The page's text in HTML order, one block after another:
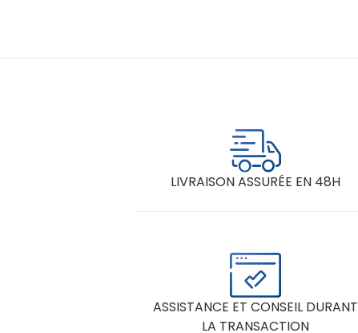
LIVRAISON ASSURÉE EN 48H
ASSISTANCE ET CONSEIL DURANT
LA TRANSACTION